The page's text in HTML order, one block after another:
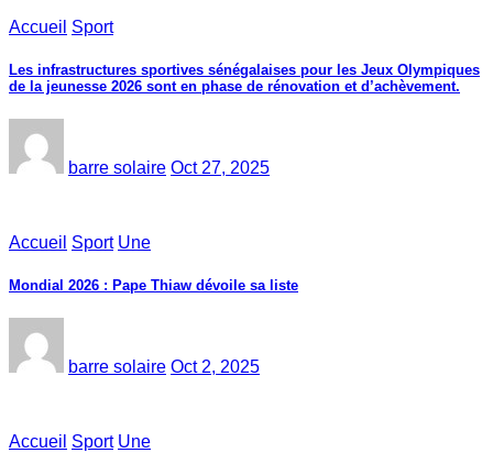
Accueil Sport
Les infrastructures sportives sénégalaises pour les Jeux Olympiques
de la jeunesse 2026 sont en phase de rénovation et d’achèvement.
barre solaire Oct 27, 2025
Accueil Sport Une
Mondial 2026 : Pape Thiaw dévoile sa liste
barre solaire Oct 2, 2025
Accueil Sport Une